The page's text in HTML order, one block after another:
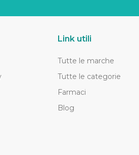
Link utili
Tutte le marche
Tutte le categorie
Farmaci
Blog